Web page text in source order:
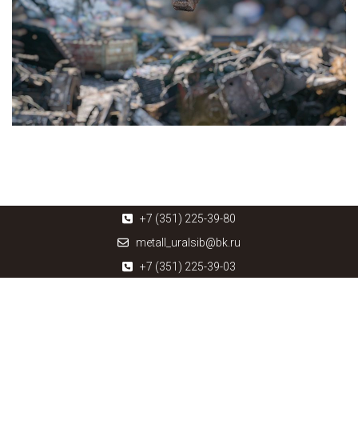
+7 (351) 225-39-80
metall_uralsib@bk.ru
+7 (351) 225-39-03